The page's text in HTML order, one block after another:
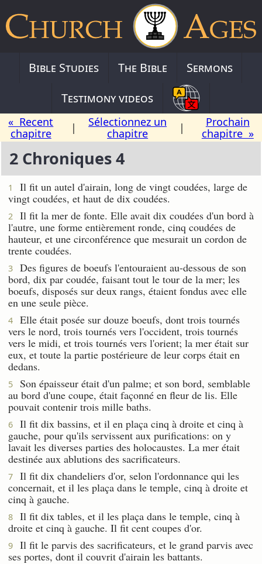
Bible Studies The Bible
Sermons
Testimony videos
« Recent
chapitre
|
Sélectionnez un
chapitre
|
Prochain
chapitre »
2 Chroniques 4
1
Il fit un autel d'airain, long de vingt coudées, large de
vingt coudées, et haut de dix coudées.
2
Il fit la mer de fonte. Elle avait dix coudées d'un bord à
l'autre, une forme entièrement ronde, cinq coudées de
hauteur, et une circonférence que mesurait un cordon de
trente coudées.
3
Des figures de boeufs l'entouraient au-dessous de son
bord, dix par coudée, faisant tout le tour de la mer; les
boeufs, disposés sur deux rangs, étaient fondus avec elle
en une seule pièce.
4
Elle était posée sur douze boeufs, dont trois tournés
vers le nord, trois tournés vers l'occident, trois tournés
vers le midi, et trois tournés vers l'orient; la mer était sur
eux, et toute la partie postérieure de leur corps était en
dedans.
5
Son épaisseur était d'un palme; et son bord, semblable
au bord d'une coupe, était façonné en fleur de lis. Elle
pouvait contenir trois mille baths.
6
Il fit dix bassins, et il en plaça cinq à droite et cinq à
gauche, pour qu'ils servissent aux purifications: on y
lavait les diverses parties des holocaustes. La mer était
destinée aux ablutions des sacrificateurs.
7
Il fit dix chandeliers d'or, selon l'ordonnance qui les
concernait, et il les plaça dans le temple, cinq à droite et
cinq à gauche.
8
Il fit dix tables, et il les plaça dans le temple, cinq à
droite et cinq à gauche. Il fit cent coupes d'or.
9
Il fit le parvis des sacrificateurs, et le grand parvis avec
ses portes, dont il couvrit d'airain les battants.